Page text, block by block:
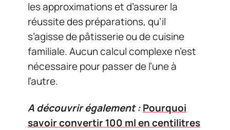
les approximations et d’assurer la
réussite des préparations, qu’il
s’agisse de pâtisserie ou de cuisine
familiale. Aucun calcul complexe n’est
nécessaire pour passer de l’une à
l’autre.
A découvrir également :Pourquoi
savoir convertir 100 ml en centilitres